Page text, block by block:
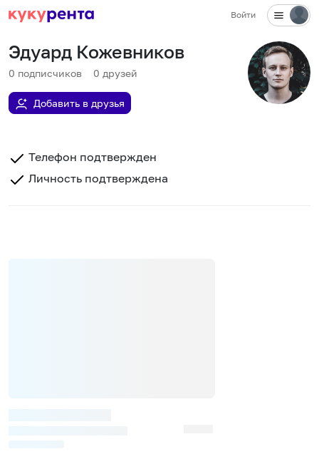
Войти
Эдуард Кожевников
0 подписчиков 0 друзей
Добавить в друзья
Телефон подтвержден
Личность подтверждена